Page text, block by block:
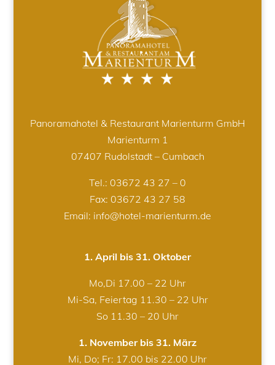
Panoramahotel & Restaurant Marienturm GmbH
Marienturm 1
07407 Rudolstadt – Cumbach
Tel.: 03672 43 27 – 0
Fax: 03672 43 27 58
Email: info@hotel-marienturm.de
1. April bis 31. Oktober
Mo,Di 17.00 – 22 Uhr
Mi-Sa, Feiertag 11.30 – 22 Uhr
So 11.30 – 20 Uhr
1. November bis 31. März
Mi, Do; Fr: 17.00 bis 22.00 Uhr